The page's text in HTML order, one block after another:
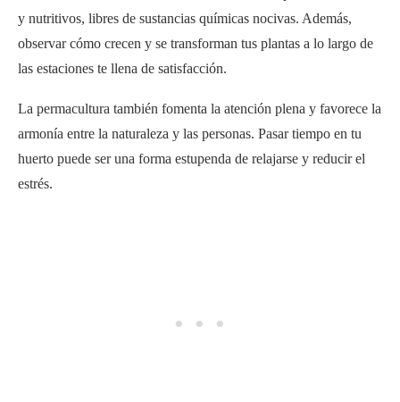
y nutritivos, libres de sustancias químicas nocivas. Además,
observar cómo crecen y se transforman tus plantas a lo largo de
las estaciones te llena de satisfacción.
La permacultura también fomenta la atención plena y favorece la
armonía entre la naturaleza y las personas. Pasar tiempo en tu
huerto puede ser una forma estupenda de relajarse y reducir el
estrés.